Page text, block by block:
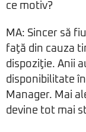
ce motiv?
MA: Sincer să
faţă din cauza
dispoziţie. Anii
disponibilitate
Manager. Mai
devine tot mai